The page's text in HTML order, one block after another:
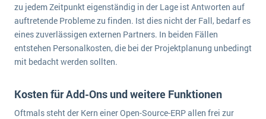
zu jedem Zeitpunkt eigenständig in der Lage ist Antworten auf
auftretende Probleme zu finden. Ist dies nicht der Fall, bedarf es
eines zuverlässigen externen Partners. In beiden Fällen
entstehen Personalkosten, die bei der Projektplanung unbedingt
mit bedacht werden sollten.
Kosten für Add-Ons und weitere Funktionen
Oftmals steht der Kern einer Open-Source-ERP allen frei zur